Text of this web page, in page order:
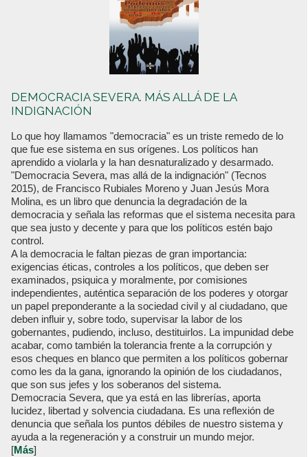
DEMOCRACIA SEVERA. MÁS ALLÁ DE LA
INDIGNACIÓN
Lo que hoy llamamos "democracia" es un triste remedo de lo
que fue ese sistema en sus orígenes. Los políticos han
aprendido a violarla y la han desnaturalizado y desarmado.
"Democracia Severa, mas allá de la indignación" (Tecnos
2015), de Francisco Rubiales Moreno y Juan Jesús Mora
Molina, es un libro que denuncia la degradación de la
democracia y señala las reformas que el sistema necesita para
que sea justo y decente y para que los políticos estén bajo
control.
A la democracia le faltan piezas de gran importancia:
exigencias éticas, controles a los políticos, que deben ser
examinados, psiquica y moralmente, por comisiones
independientes, auténtica separación de los poderes y otorgar
un papel preponderante a la sociedad civil y al ciudadano, que
deben influir y, sobre todo, supervisar la labor de los
gobernantes, pudiendo, incluso, destituirlos. La impunidad debe
acabar, como también la tolerancia frente a la corrupción y
esos cheques en blanco que permiten a los políticos gobernar
como les da la gana, ignorando la opinión de los ciudadanos,
que son sus jefes y los soberanos del sistema.
Democracia Severa, que ya está en las librerías, aporta
lucidez, libertad y solvencia ciudadana. Es una reflexión de
denuncia que señala los puntos débiles de nuestro sistema y
ayuda a la regeneración y a construir un mundo mejor.
[Más]